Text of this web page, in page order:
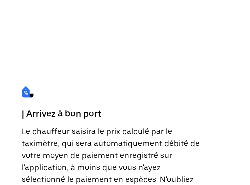
| Arrivez à bon port
Le chauffeur saisira le prix calculé par le
taximètre, qui sera automatiquement débité de
votre moyen de paiement enregistré sur
l'application, à moins que vous n'ayez
sélectionné le paiement en espèces. N'oubliez